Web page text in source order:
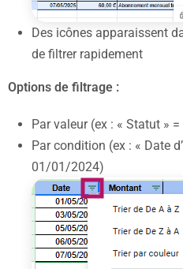
Des icônes apparaissent
de filtrer rapidement
Options de filtrage :
Par valeur (ex : « Statut »
Par condition (ex : « Date
01/01/2024)